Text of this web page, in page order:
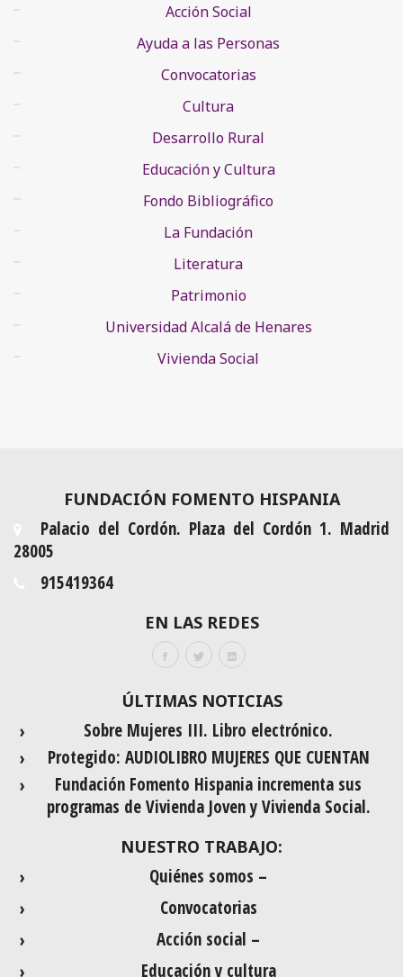
Acción Social
Ayuda a las Personas
Convocatorias
Cultura
Desarrollo Rural
Educación y Cultura
Fondo Bibliográfico
La Fundación
Literatura
Patrimonio
Universidad Alcalá de Henares
Vivienda Social
FUNDACIÓN FOMENTO HISPANIA
Palacio del Cordón. Plaza del Cordón 1. Madrid
28005
915419364
EN LAS REDES
ÚLTIMAS NOTICIAS
Sobre Mujeres III. Libro electrónico.
Protegido: AUDIOLIBRO MUJERES QUE CUENTAN
Fundación Fomento Hispania incrementa sus
programas de Vivienda Joven y Vivienda Social.
NUESTRO TRABAJO:
Quiénes somos –
Convocatorias
Acción social –
Educación y cultura